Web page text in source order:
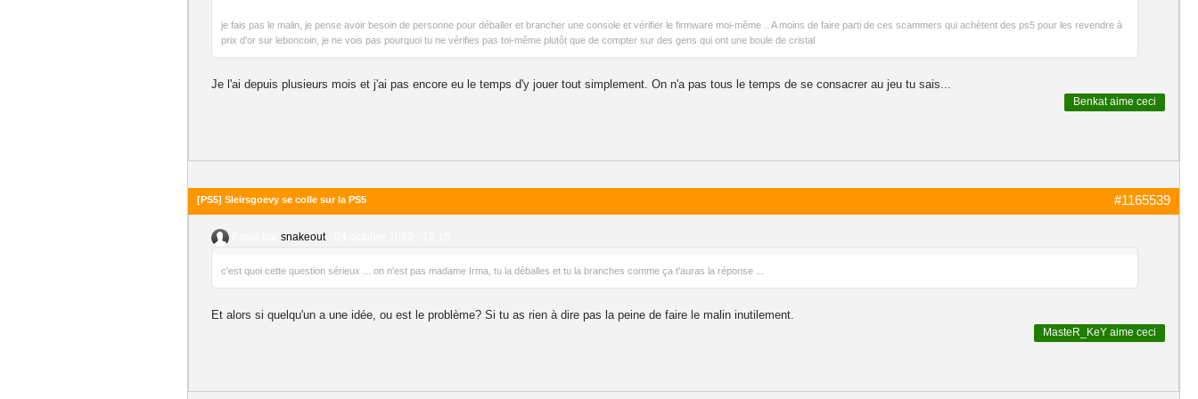
je fais pas le malin, je pense avoir besoin de personne pour déballer et brancher une console et vérifier le firmware moi-même .. A moins de faire parti de ces scammers qui achètent des ps5 pour les revendre à
prix d'or sur leboncoin, je ne vois pas pourquoi tu ne vérifies pas toi-même plutôt que de compter sur des gens qui ont une boule de cristal
Je l'ai depuis plusieurs mois et j'ai pas encore eu le temps d'y jouer tout simplement. On n'a pas tous le temps de se consacrer au jeu tu sais...
Benkataime ceci
#1165539
[PS5] Sleirsgoevy se colle sur la PS5
snakeout-
c'est quoi cette question sérieux ... on n'est pas madame Irma, tu la déballes et tu la branches comme ça t'auras la réponse ...
Et alors si quelqu'un a une idée, ou est le problème? Si tu as rien à dire pas la peine de faire le malin inutilement.
MasteR_KeY aime ceci